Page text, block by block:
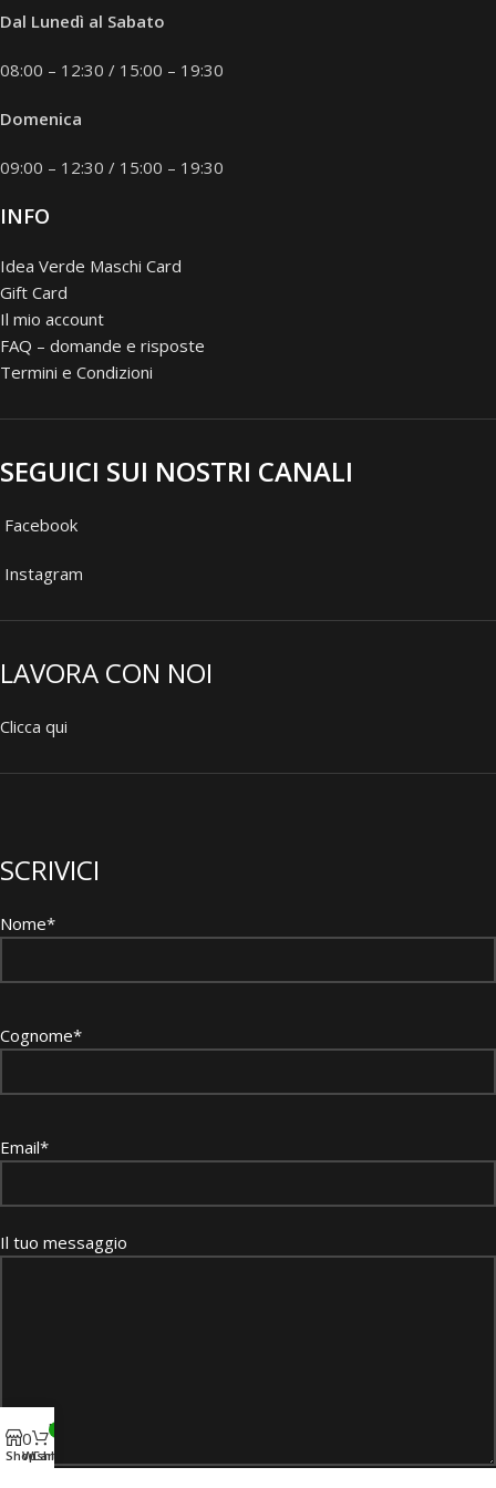
Dal Lunedì al Sabato
08:00 – 12:30 / 15:00 – 19:30
Domenica
09:00 – 12:30 / 15:00 – 19:30
INFO
Idea Verde Maschi Card
Gift Card
Il mio account
FAQ – domande e risposte
Termini e Condizioni
SEGUICI SUI NOSTRI CANALI
Facebook
Instagram
LAVORA CON NOI
Clicca qui
SCRIVICI
Nome*
Cognome*
Email*
Il tuo messaggio
Shop
0
Wishlist
Cart
My account